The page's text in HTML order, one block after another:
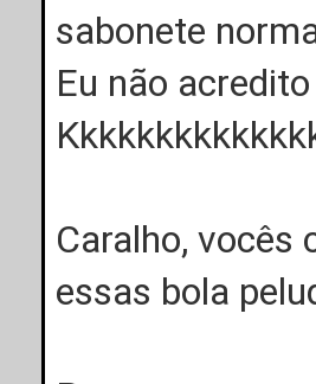
sabonete
Eu não
Caralho, vocês
essas bola